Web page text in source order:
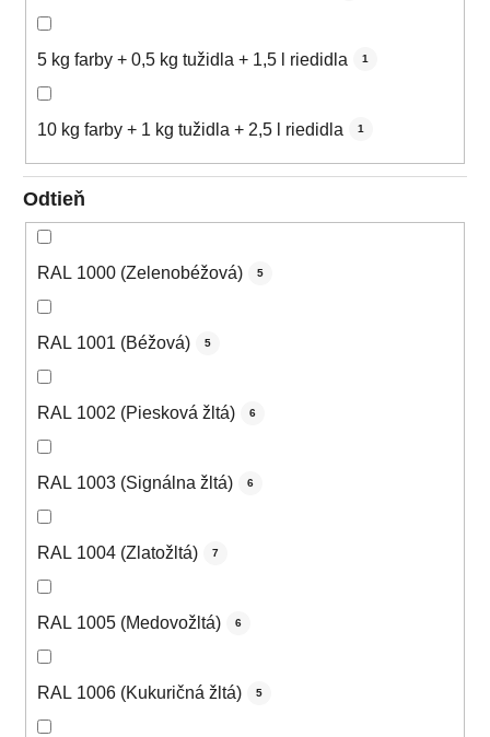
5 kg farby + 0,5 kg tužidla + 1,5 l riedidla 1
10 kg farby + 1 kg tužidla + 2,5 l riedidla 1
Odtieň
RAL 1000 (Zelenobéžová) 5
RAL 1001 (Béžová) 5
RAL 1002 (Piesková žltá) 6
RAL 1003 (Signálna žltá) 6
RAL 1004 (Zlatožltá) 7
RAL 1005 (Medovožltá) 6
RAL 1006 (Kukuričná žltá) 5